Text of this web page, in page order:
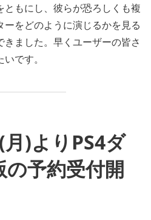
もにし、彼らが恐ろしくも複
をどのように演じるかを見る
ました。早くユーザーの皆さ
です。
)よりPS4ダ
予約受付開